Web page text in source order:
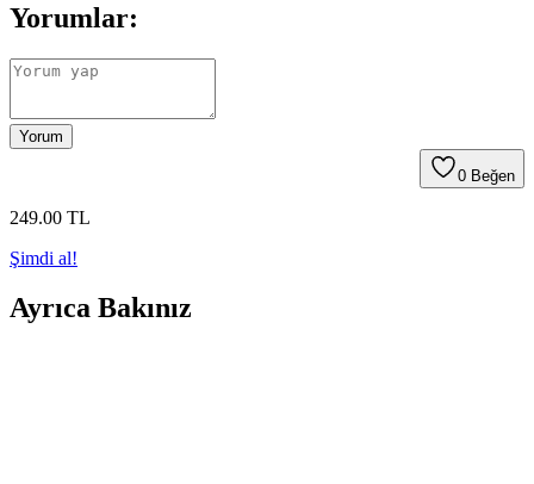
Yorumlar:
Yorum
0 Beğen
249.00 TL
Şimdi al!
Ayrıca Bakınız